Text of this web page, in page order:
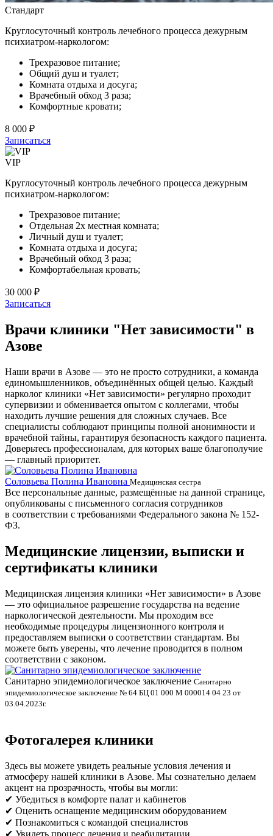
Стандарт
Круглосуточный контроль лечебного процесса дежурным
психиатром-наркологом:
Трехразовое питание;
Общий душ и туалет;
Комната отдыха и досуга;
Врачебный обход 3 раза;
Комфортные кровати;
8 000 ₽
Записаться
VIP
Круглосуточный контроль лечебного процесса дежурным
психиатром-наркологом:
Трехразовое питание;
Отдельная 2х местная комната;
Личный душ и туалет;
Комната отдыха и досуга;
Врачебный обход 3 раза;
Комфортабельная кровать;
30 000 ₽
Записаться
Врачи клиники "Нет зависимости" в
Азове
Наши врачи в Азове — это не просто сотрудники, а команда
единомышленников, объединённых общей целью. Каждый
нарколог клиники «Нет зависимости» регулярно проходит
супервизии и обменивается опытом с коллегами, чтобы
находить лучшие решения для сложных случаев. Все
специалисты соблюдают принципы полной анонимности и
врачебной тайны, гарантируя безопасность каждого пациента.
Доверьтесь профессионалам, для которых ваше благополучие
— главный приоритет.
Соловьева Полина Ивановна Медицинская сестра
Все персональные данные, размещённые на данной странице,
опубликованы с письменного согласия сотрудников
в соответствии с требованиями Федерального закона № 152-
ФЗ.
Медицинские лицензии, выписки и
сертификаты клиники
Медицинская лицензия клиники «Нет зависимости» в Азове
— это официальное разрешение государства на ведение
наркологической деятельности. Мы проходим все
необходимые процедуры лицензионного контроля и
предоставляем выписки о соответствии стандартам. Вы
можете быть уверены, что лечение проводится в полном
соответствии с законом.
Санитарно эпидемиологическое заключение Санитарно
эпидемиологическое заключение № 64 БЦ 01 000 М 000014 04 23 от
03.04.2023г.
Фотогалерея клиники
Здесь вы можете увидеть реальные условия лечения и
атмосферу нашей клиники в Азове. Мы сознательно делаем
акцент на прозрачность, чтобы вы могли:
✔ Убедиться в комфорте палат и кабинетов
✔ Оценить оснащение медицинским оборудованием
✔ Познакомиться с командой специалистов
✔ Увидеть процесс лечения и реабилитации